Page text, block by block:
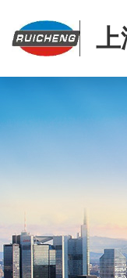
上